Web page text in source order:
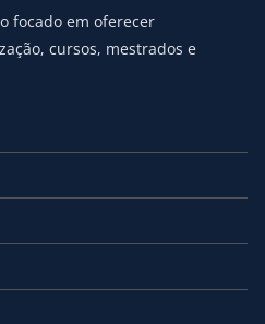
focado em oferecer
cursos, mestrados e